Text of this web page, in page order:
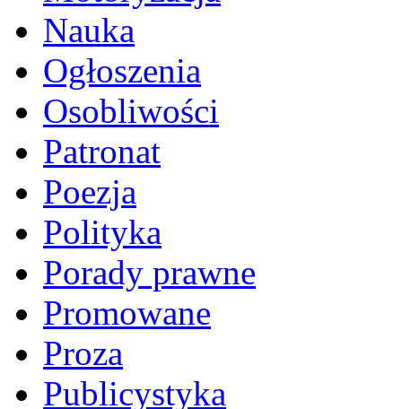
Nauka
Ogłoszenia
Osobliwości
Patronat
Poezja
Polityka
Porady prawne
Promowane
Proza
Publicystyka